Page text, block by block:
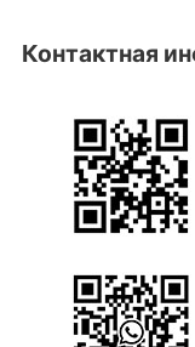
Контактная